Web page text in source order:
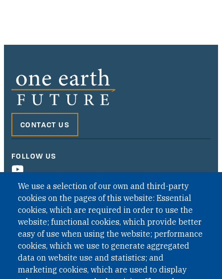
We use a selection of our own and third-party
cookies on the pages of this website: Essential
cookies, which are required in order to use the
website; functional cookies, which provide better
easy of use when using the website; performance
cookies, which we use to generate aggregated
data on website use and statistics; and
marketing cookies, which are used to display
CONTACT US
FOLLOW US
QUICK LINKS
QUICK LINKS